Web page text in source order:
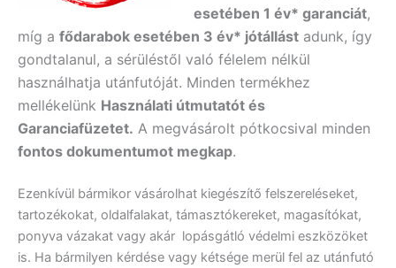
esetében 1 év* garanciát,
míg a fődarabok esetében 3 év* jótállást adunk, így
gondtalanul, a sérüléstől való félelem nélkül
használhatja utánfutóját. Minden termékhez
mellékelünk Használati útmutatót és
Garanciafüzetet. A megvásárolt pótkocsival minden
fontos dokumentumot megkap.
Ezenkívül bármikor vásárolhat kiegészítő felszereléseket,
tartozékokat, oldalfalakat, támasztókereket, magasítókat,
ponyva vázakat vagy akár lopásgátló védelmi eszközöket
is. Ha bármilyen kérdése vagy kétsége merül fel az utánfutó